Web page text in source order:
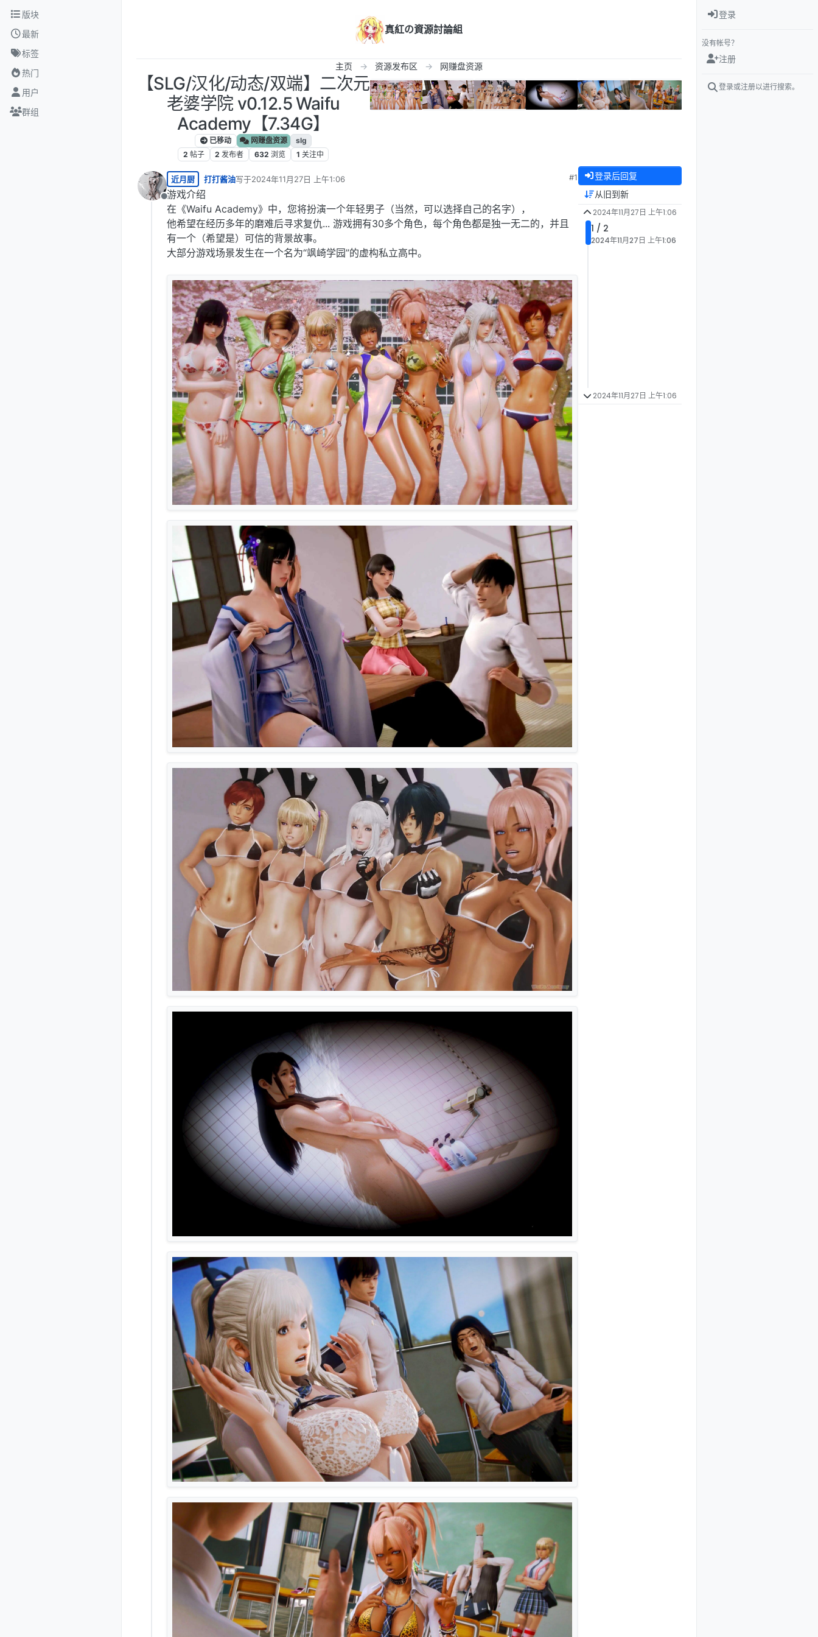
跳转至内容
版块
最新
标签
热门
用户
群组
真紅の資源討論組
主页 资源发布区 网赚盘资源
【SLG/汉化/动态/双端】二次元
老婆学院 v0.12.5 Waifu
Academy【7.34G】
已移动 网赚盘资源
slg
2 帖子 2 发布者 632 浏览 1 关注中
离线
近月厨 打打酱油写于2024年11月27日 上午1:06
最后由 编辑
#1
游戏介绍
在《Waifu Academy》中，您将扮演一个年轻男子（当然，可以选择自己的名字），
他希望在经历多年的磨难后寻求复仇... 游戏拥有30多个角色，每个角色都是独一无二的，并且
有一个（希望是）可信的背景故事。
大部分游戏场景发生在一个名为“飒崎学园”的虚构私立高中。
登录后回复
从旧到新
2024年11月27日 上午1:06
1 / 2
2024年11月27日 上午1:06
2024年11月27日 上午1:06
登录
没有帐号？
注册
登录或注册以进行搜索。